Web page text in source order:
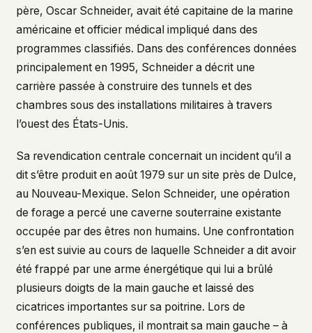
père, Oscar Schneider, avait été capitaine de la marine
américaine et officier médical impliqué dans des
programmes classifiés. Dans des conférences données
principalement en 1995, Schneider a décrit une
carrière passée à construire des tunnels et des
chambres sous des installations militaires à travers
l’ouest des États-Unis.
Sa revendication centrale concernait un incident qu’il a
dit s’être produit en août 1979 sur un site près de Dulce,
au Nouveau-Mexique. Selon Schneider, une opération
de forage a percé une caverne souterraine existante
occupée par des êtres non humains. Une confrontation
s’en est suivie au cours de laquelle Schneider a dit avoir
été frappé par une arme énergétique qui lui a brûlé
plusieurs doigts de la main gauche et laissé des
cicatrices importantes sur sa poitrine. Lors de
conférences publiques, il montrait sa main gauche – à